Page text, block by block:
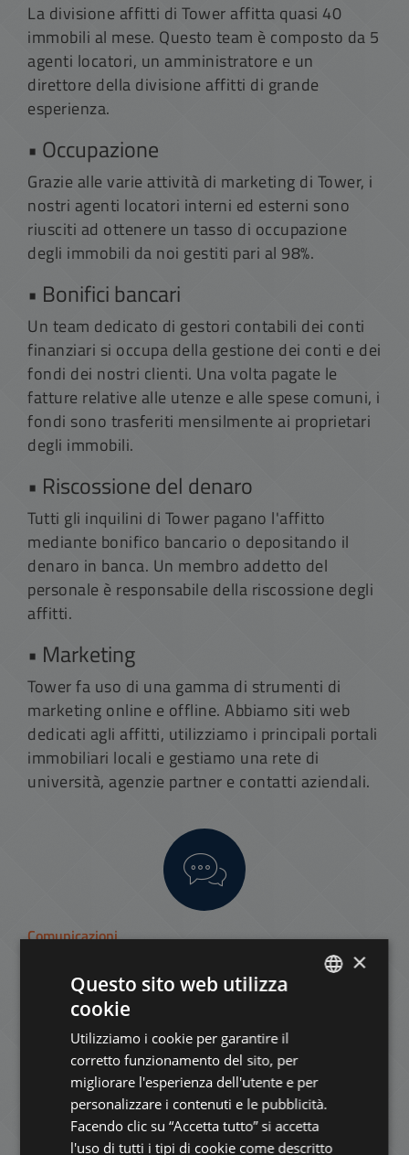
La divisione affitti di Tower affitta quasi 40
immobili al mese. Questo team è composto da 5
agenti locatori, un amministratore e un
direttore della divisione affitti di grande
esperienza.
• Occupazione
Grazie alle varie attività di marketing di Tower, i
nostri agenti locatori interni ed esterni sono
riusciti ad ottenere un tasso di occupazione
degli immobili da noi gestiti pari al 98%.
• Bonifici bancari
Un team dedicato di gestori contabili dei conti
finanziari si occupa della gestione dei conti e dei
fondi dei nostri clienti. Una volta pagate le
fatture relative alle utenze e alle spese comuni, i
fondi sono trasferiti mensilmente ai proprietari
degli immobili.
• Riscossione del denaro
Tutti gli inquilini di Tower pagano l'affitto
mediante bonifico bancario o depositando il
denaro in banca. Un membro addetto del
personale è responsabile della riscossione degli
affitti.
• Marketing
Tower fa uso di una gamma di strumenti di
marketing online e offline. Abbiamo siti web
dedicati agli affitti, utilizziamo i principali portali
immobiliari locali e gestiamo una rete di
università, agenzie partner e contatti aziendali.
Comunicazioni
Tower ha sempre messo particolare attenzione
alla comunicazione regolare con i proprietari di
immobili. Oltre ad essere disponibile via e-mail
o telefonicamente, il nostro personale effettua
viaggi regolari verso i paesi di residenza dei
nostri proprietari di immobili.
• Gestione contabile
FRENCH
ITALIAN
×
Questo sito web utilizza
cookie
Utilizziamo i cookie per garantire il
corretto funzionamento del sito, per
migliorare l'esperienza dell'utente e per
personalizzare i contenuti e le pubblicità.
Facendo clic su “Accetta tutto” si accetta
l'uso di tutti i tipi di cookie come descritto